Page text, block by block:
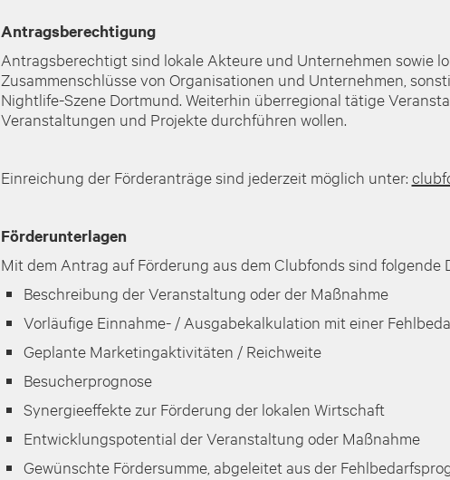
Antragsberechtigung
Antragsberechtigt sind lokale Akteure und Unternehmen sowie
Zusammenschlüsse von Organisationen und Unternehmen,
Nightlife-Szene Dortmund. Weiterhin überregional tätige
Veranstaltungen und Projekte durchführen wollen.
Einreichung der Förderanträge sind jederzeit möglich unter:
Förderunterlagen
Mit dem Antrag auf Förderung aus dem Clubfonds sind folgende
Beschreibung der Veranstaltung oder der Maßnahme
Vorläufige Einnahme- / Ausgabekalkulation mit einer
Geplante Marketingaktivitäten / Reichweite
Besucherprognose
Synergieeffekte zur Förderung der lokalen Wirtschaft
Entwicklungspotential der Veranstaltung oder Maßnahme
Gewünschte Fördersumme, abgeleitet aus der